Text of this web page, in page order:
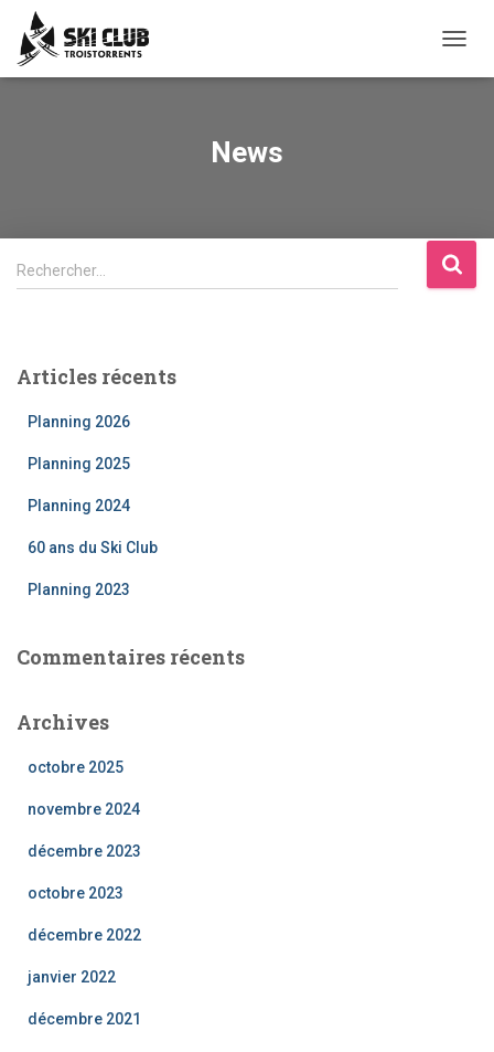
News
Rechercher…
Articles récents
Planning 2026
Planning 2025
Planning 2024
60 ans du Ski Club
Planning 2023
Commentaires récents
Archives
octobre 2025
novembre 2024
décembre 2023
octobre 2023
décembre 2022
janvier 2022
décembre 2021